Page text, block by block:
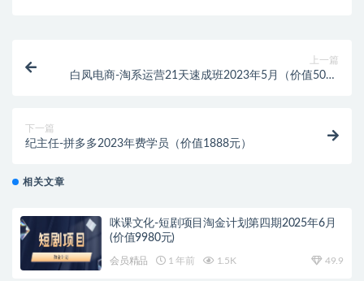
上一篇
白凤电商-淘系运营21天速成班2023年5月（价值5000
下一篇
纪主任-拼多多2023年费学员（价值1888元）
相关文章
咪课文化-短剧项目淘金计划第四期2025年6月
(价值9980元)
会员精品 1 年前 1.5K 49.9